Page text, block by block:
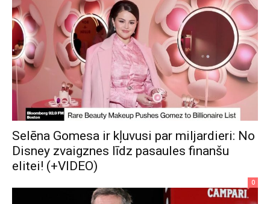
Selēna Gomesa ir kļuvusi par miljardieri: No
Disney zvaigznes līdz pasaules finanšu
elitei! (+VIDEO)
0